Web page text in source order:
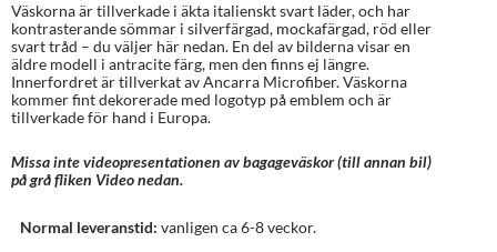
Väskorna är tillverkade i äkta italienskt svart läder, och har
kontrasterande sömmar i silverfärgad, mockafärgad, röd eller
svart tråd – du väljer här nedan. En del av bilderna visar en
äldre modell i antracite färg, men den finns ej längre.
Innerfordret är tillverkat av Ancarra Microfiber. Väskorna
kommer fint dekorerade med logotyp på emblem och är
tillverkade för hand i Europa.
Missa inte videopresentationen av bagageväskor (till annan bil)
på grå fliken Video nedan.
Normal leveranstid: vanligen ca 6-8 veckor.